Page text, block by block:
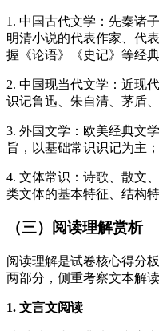
1. 中国古代文学：先秦诸
明清小说的代表作家、代
握《论语》《史记》等经
2. 中国现当代文学：近现
识记鲁迅、朱自清、茅盾
3. 外国文学：欧美经典文
旨，以基础常识识记为主；
4. 文体常识：诗歌、散文
类文体的基本特征、结构
（三）阅读理解赏析
阅读理解是试卷核心得分
两部分，侧重考察文本解
1. 文言文阅读